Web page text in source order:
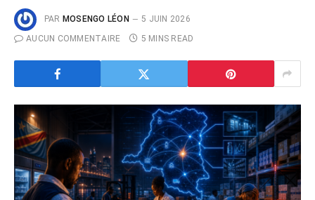
PAR MOSENGO LÉON
5 JUIN 2026
AUCUN COMMENTAIRE
5 MINS READ